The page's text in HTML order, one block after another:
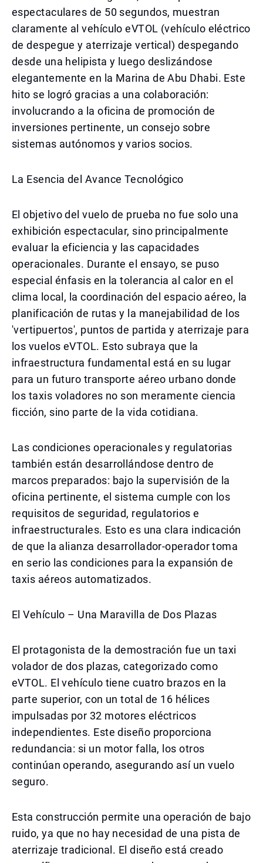
espectaculares de 50 segundos, muestran
claramente al vehículo eVTOL (vehículo eléctrico
de despegue y aterrizaje vertical) despegando
desde una helipista y luego deslizándose
elegantemente en la Marina de Abu Dhabi. Este
hito se logró gracias a una colaboración:
involucrando a la oficina de promoción de
inversiones pertinente, un consejo sobre
sistemas autónomos y varios socios.
La Esencia del Avance Tecnológico
El objetivo del vuelo de prueba no fue solo una
exhibición espectacular, sino principalmente
evaluar la eficiencia y las capacidades
operacionales. Durante el ensayo, se puso
especial énfasis en la tolerancia al calor en el
clima local, la coordinación del espacio aéreo, la
planificación de rutas y la manejabilidad de los
'vertipuertos', puntos de partida y aterrizaje para
los vuelos eVTOL. Esto subraya que la
infraestructura fundamental está en su lugar
para un futuro transporte aéreo urbano donde
los taxis voladores no son meramente ciencia
ficción, sino parte de la vida cotidiana.
Las condiciones operacionales y regulatorias
también están desarrollándose dentro de
marcos preparados: bajo la supervisión de la
oficina pertinente, el sistema cumple con los
requisitos de seguridad, regulatorios e
infraestructurales. Esto es una clara indicación
de que la alianza desarrollador-operador toma
en serio las condiciones para la expansión de
taxis aéreos automatizados.
El Vehículo – Una Maravilla de Dos Plazas
El protagonista de la demostración fue un taxi
volador de dos plazas, categorizado como
eVTOL. El vehículo tiene cuatro brazos en la
parte superior, con un total de 16 hélices
impulsadas por 32 motores eléctricos
independientes. Este diseño proporciona
redundancia: si un motor falla, los otros
continúan operando, asegurando así un vuelo
seguro.
Esta construcción permite una operación de bajo
ruido, ya que no hay necesidad de una pista de
aterrizaje tradicional. El diseño está creado